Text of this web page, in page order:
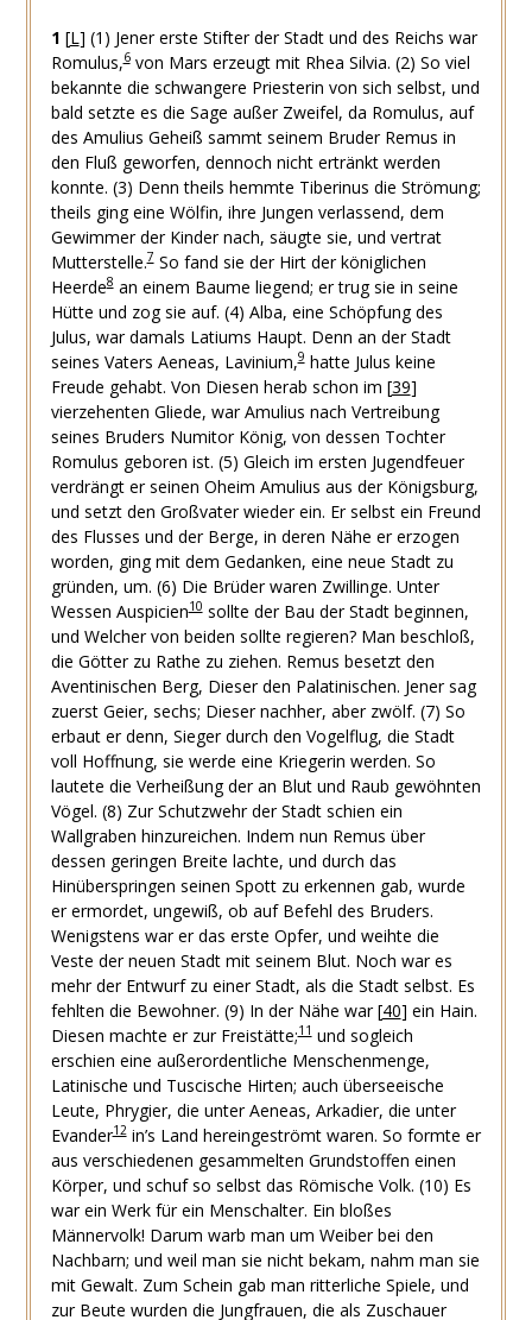
1 [L] (1) Jener erste Stifter der Stadt und des Reichs war
Romulus,6von Mars erzeugt mit Rhea Silvia. (2) So viel
bekannte die schwangere Priesterin von sich selbst, und
bald setzte es die Sage außer Zweifel, da Romulus, auf
des Amulius Geheiß sammt seinem Bruder Remus in
den Fluß geworfen, dennoch nicht ertränkt werden
konnte. (3) Denn theils hemmte Tiberinus die Strömung;
theils ging eine Wölfin, ihre Jungen verlassend, dem
Gewimmer der Kinder nach, säugte sie, und vertrat
Mutterstelle.7So fand sie der Hirt der königlichen
Heerde8an einem Baume liegend; er trug sie in seine
Hütte und zog sie auf. (4) Alba, eine Schöpfung des
Julus, war damals Latiums Haupt. Denn an der Stadt
seines Vaters Aeneas, Lavinium,9hatte Julus keine
Freude gehabt. Von Diesen herab schon im [39]
vierzehenten Gliede, war Amulius nach Vertreibung
seines Bruders Numitor König, von dessen Tochter
Romulus geboren ist. (5) Gleich im ersten Jugendfeuer
verdrängt er seinen Oheim Amulius aus der Königsburg,
und setzt den Großvater wieder ein. Er selbst ein Freund
des Flusses und der Berge, in deren Nähe er erzogen
worden, ging mit dem Gedanken, eine neue Stadt zu
gründen, um. (6) Die Brüder waren Zwillinge. Unter
Wessen Auspicien10sollte der Bau der Stadt beginnen,
und Welcher von beiden sollte regieren? Man beschloß,
die Götter zu Rathe zu ziehen. Remus besetzt den
Aventinischen Berg, Dieser den Palatinischen. Jener sag
zuerst Geier, sechs; Dieser nachher, aber zwölf. (7) So
erbaut er denn, Sieger durch den Vogelflug, die Stadt
voll Hoffnung, sie werde eine Kriegerin werden. So
lautete die Verheißung der an Blut und Raub gewöhnten
Vögel. (8) Zur Schutzwehr der Stadt schien ein
Wallgraben hinzureichen. Indem nun Remus über
dessen geringen Breite lachte, und durch das
Hinüberspringen seinen Spott zu erkennen gab, wurde
er ermordet, ungewiß, ob auf Befehl des Bruders.
Wenigstens war er das erste Opfer, und weihte die
Veste der neuen Stadt mit seinem Blut. Noch war es
mehr der Entwurf zu einer Stadt, als die Stadt selbst. Es
fehlten die Bewohner. (9) In der Nähe war[40] ein Hain.
Diesen machte er zur Freistätte;11und sogleich
erschien eine außerordentliche Menschenmenge,
Latinische und Tuscische Hirten; auch überseeische
Leute, Phrygier, die unter Aeneas, Arkadier, die unter
Evander12in’s Land hereingeströmt waren. So formte er
aus verschiedenen gesammelten Grundstoffen einen
Körper, und schuf so selbst das Römische Volk. (10) Es
war ein Werk für ein Menschalter. Ein bloßes
Männervolk! Darum warb man um Weiber bei den
Nachbarn; und weil man sie nicht bekam, nahm man sie
mit Gewalt. Zum Schein gab man ritterliche Spiele, und
zur Beute wurden die Jungfrauen, die als Zuschauer